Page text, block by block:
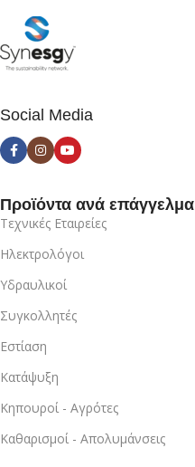
Social Media
Προϊόντα ανά επάγγελμα
Τεχνικές Εταιρείες
Ηλεκτρολόγοι
Υδραυλικοί
Συγκολλητές
Εστίαση
Κατάψυξη
Κηπουροί - Αγρότες
Καθαρισμοί - Απολυμάνσεις